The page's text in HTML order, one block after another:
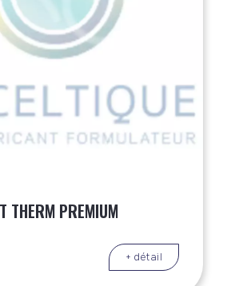
THERM PREMIUM
+ détail